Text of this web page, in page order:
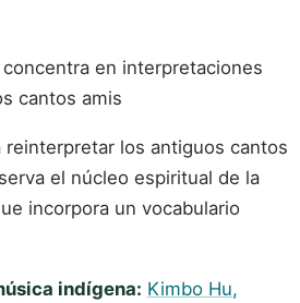
concentra en interpretaciones
cantos amis
reinterpretar los antiguos cantos
el núcleo espiritual de la
incorpora un vocabulario
indígena: Kimbo Hu,